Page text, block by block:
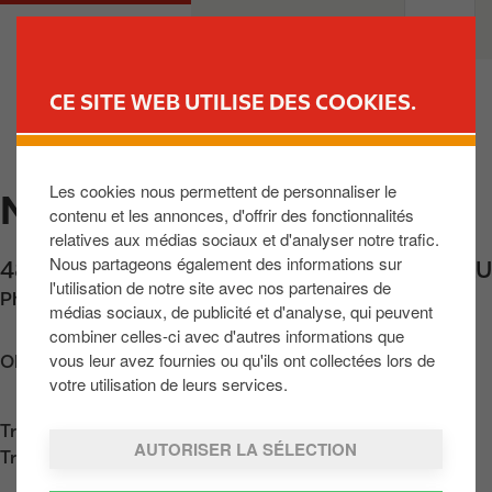
CE SITE WEB UTILISE DES COOKIES.
Les cookies nous permettent de personnaliser le
contenu et les annonces, d'offrir des fonctionnalités
relatives aux médias sociaux et d'analyser notre trafic.
Nous partageons également des informations sur
l'utilisation de notre site avec nos partenaires de
médias sociaux, de publicité et d'analyse, qui peuvent
combiner celles-ci avec d'autres informations que
vous leur avez fournies ou qu'ils ont collectées lors de
votre utilisation de leurs services.
AUTORISER LA SÉLECTION
c
o
t
e
u
n
M
a
TROUVEZ VOTRE STATION-
MERTERT
48, route de Wasserbillig, Mertert, L-6686 LU
Phone: +352748478
Obtenir l'itinéraire
Trouver nous sur
Trouver nous surGoogle Play